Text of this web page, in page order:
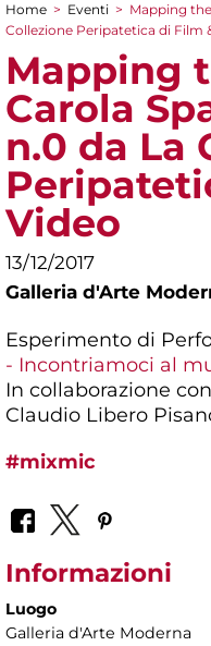
Tu sei qui
Home > Eventi > Mapping
Collezione Peripatetica di Film
Mapping
Carola
n.0 da La
Video
13/12/2017
Galleria d'Arte
Esperimento di
- Incontriamoci al
In collaborazione
Claudio Libero
#mixmic
Informazioni
Luogo
Galleria d'Arte Moderna